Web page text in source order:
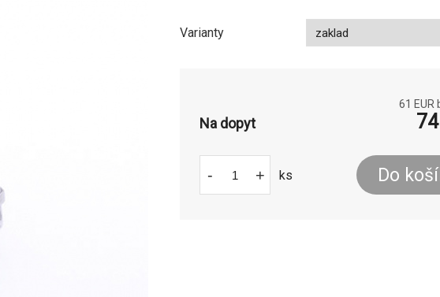
Varianty
61 EUR
Na dopyt 74
- + ks Do